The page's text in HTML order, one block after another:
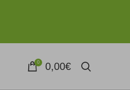
0 0,00€